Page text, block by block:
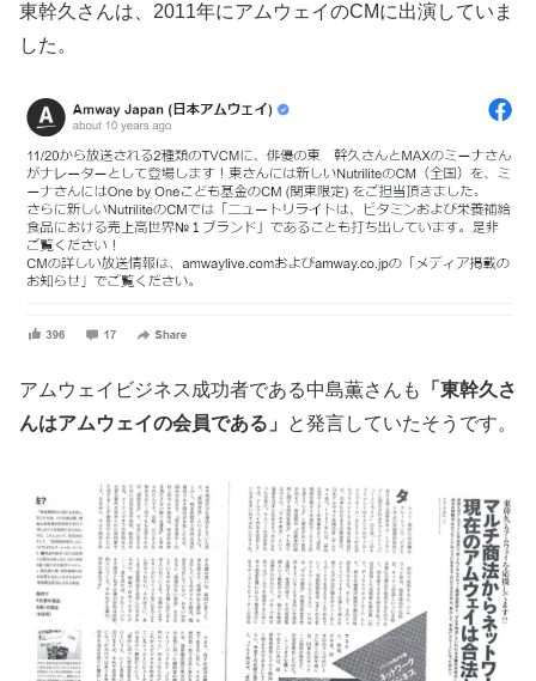
東幹久さんは、2011年にアムウェイのCMに出演していま
した。
アムウェイビジネス成功者である中島薫さんも
「東幹久さ
んはアムウェイの会員である」
と発言していたそうです。